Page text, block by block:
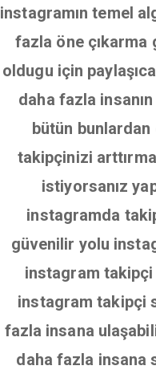
instagramın temel
fazla öne
oldugu için
daha fazla
bütün bunlardan
takipçinizi
istiyorsanız
instagramda
güvenilir yolu
instagram takipçi
instagram takipçi
fazla insana
daha fazla insana